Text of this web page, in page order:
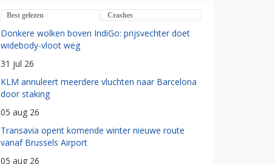
Best gelezen Crashes
Donkere wolken boven IndiGo: prijsvechter doet
widebody-vloot weg
31 jul 26
KLM annuleert meerdere vluchten naar Barcelona
door staking
05 aug 26
Transavia opent komende winter nieuwe route
vanaf Brussels Airport
05 aug 26